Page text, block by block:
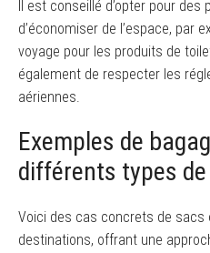
Il est conseillé d’opter pour
d’économiser de l’espace, par
voyage pour les produits de
également de respecter les
aériennes.
Exemples de
différents types
Voici des cas concrets de sacs
destinations, offrant une